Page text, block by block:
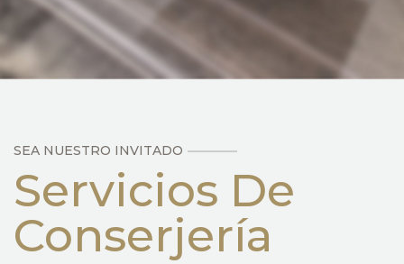
SEA NUESTRO INVITADO
Servicios De
Conserjería